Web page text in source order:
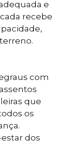
e
recebe
com
que
os
dos